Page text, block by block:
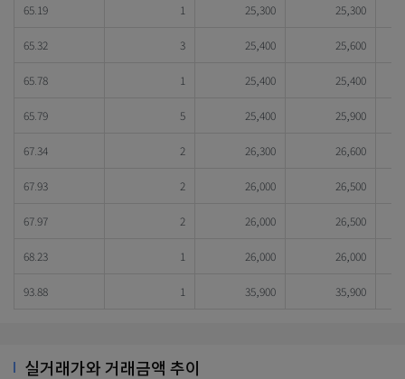
65.19 1 25,300 25,300
65.32 3 25,400 25,600
65.78 1 25,400 25,400
65.79 5 25,400 25,900
67.34 2 26,300 26,600
67.93 2 26,000 26,500
67.97 2 26,000 26,500
68.23 1 26,000 26,000
93.88 1 35,900 35,900
실거래가와 거래금액 추이